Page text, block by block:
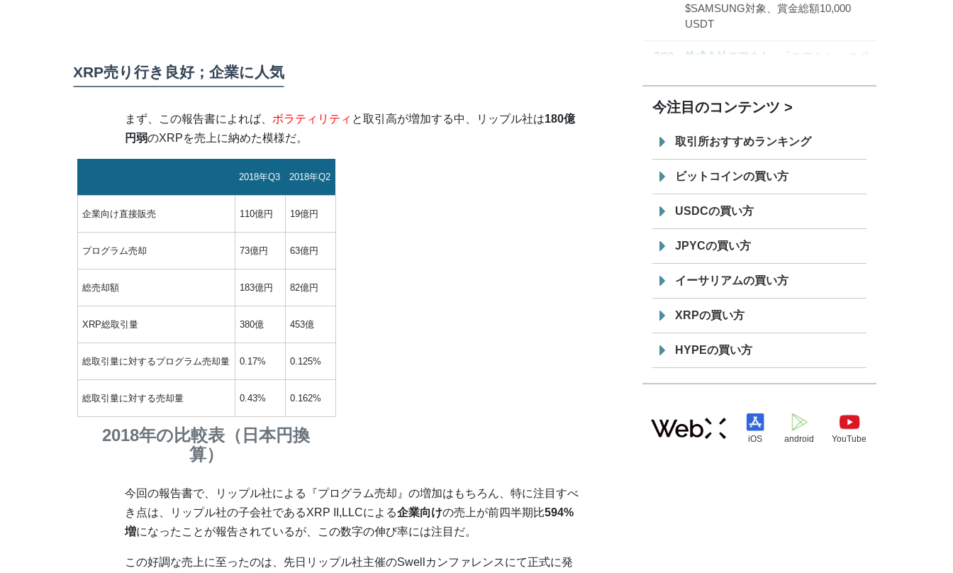
XRP売り行き良好；企業に人気
まず、この報告書によれば、 ボラティリティ と取引高が増加する中、リップル社は180億
円弱のXRPを売上に納めた模様だ。
2018年の比較表（日本円換
算）
2018年Q3 2018年Q2
企業向け直接販売 110億円 19億円
プログラム売却 73億円 63億円
総売却額 183億円 82億円
XRP総取引量 380億 453億
総取引量に対するプログラム売却量 0.17% 0.125%
総取引量に対する売却量 0.43% 0.162%
今回の報告書で、リップル社による『プログラム売却』の増加はもちろん、特に注目すべ
き点は、リップル社の子会社であるXRP II,LLCによる企業向けの売上が前四半期比594%
増になったことが報告されているが、この数字の伸び率には注目だ。
この好調な売上に至ったのは、先日リップル社主催のSwellカンファレンスにて正式に発
$SAMSUNG対象、賞金総額10,000
USDT
7/30
株式会社モアクト
「モアクト」 のポ
「 JPYC」を追加
19:30
てステーブルコイン「JPYSC」徹底解
説セミナーを開催
今注目のコンテンツ
取引所おすすめランキング
ビットコインの買い方
USDCの買い方
JPYCの買い方
イーサリアムの買い方
XRPの買い方
HYPEの買い方
iOS android YouTube